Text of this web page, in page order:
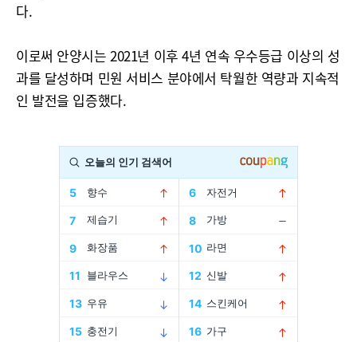
다.
이로써 안양시는 2021년 이후 4년 연속 우수등급 이상의 성
과를 달성하며 민원 서비스 분야에서 탁월한 역량과 지속적
인 발전을 입증했다.